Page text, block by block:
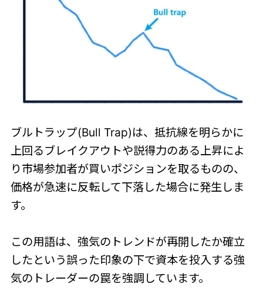
ブルトラップ(Bull Trap)は、抵抗線を明らかに
上回るブレイクアウトや説得力のある上昇によ
り市場参加者が買いポジションを取るものの、
価格が急速に反転して下落した場合に発生しま
す。
この用語は、強気のトレンドが再開したか確立
したという誤った印象の下で資本を投入する強
気のトレーダーの罠を強調しています。